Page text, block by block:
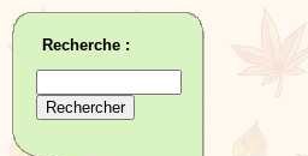
Recherche :